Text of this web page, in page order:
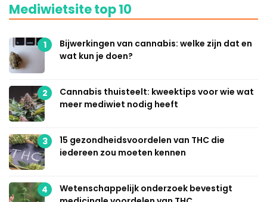
Mediwietsite top 10
1
Bijwerkingen van cannabis: welke zijn dat en
wat kun je doen?
2
Cannabis thuisteelt: kweektips voor wie wat
meer mediwiet nodig heeft
3
15 gezondheidsvoordelen van THC die
iedereen zou moeten kennen
4
Wetenschappelijk onderzoek bevestigt